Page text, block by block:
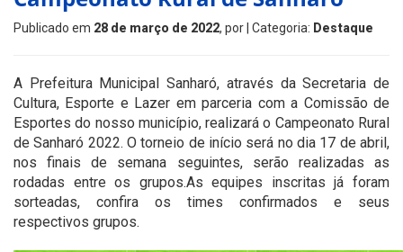
Publicado em 28 de março de 2022, por | Categoria: Destaque
A Prefeitura Municipal Sanharó, através da Secretaria de
Cultura, Esporte e Lazer em parceria com a Comissão de
Esportes do nosso município, realizará o Campeonato Rural
de Sanharó 2022. O torneio de início será no dia 17 de abril,
nos finais de semana seguintes, serão realizadas as
rodadas entre os grupos.As equipes inscritas já foram
sorteadas, confira os times confirmados e seus
respectivos grupos.